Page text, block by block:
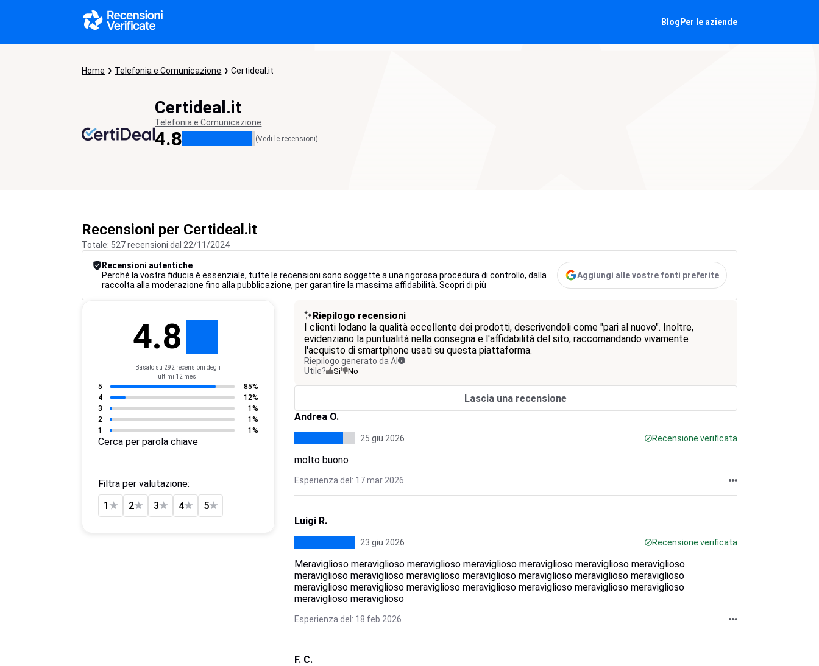
Blog Per le aziende
Home Telefonia e Comunicazione Certideal.it
Certideal.it
Telefonia e Comunicazione
4.8 (Vedi le recensioni)
Recensioni per Certideal.it
Totale: 527 recensioni dal 22/11/2024
Recensioni autentiche
Perché la vostra fiducia è essenziale, tutte le recensioni sono soggette a una rigorosa procedura di controllo, dalla
raccolta alla moderazione fino alla pubblicazione, per garantire la massima affidabilità.Scopri di più
Aggiungi alle vostre fonti preferite
4.8
Basato su 292 recensioni degli
ultimi 12 mesi
5
85%
4
12%
3
1%
2
1%
1
1%
Cerca per parola chiave
Filtra per valutazione:
1 ★ 2★ 3★ 4★ 5★
Riepilogo recensioni
I clienti lodano la qualità eccellente dei prodotti, descrivendoli come "pari al nuovo". Inoltre,
evidenziano la puntualità nella consegna e l'affidabilità del sito, raccomandando vivamente
l'acquisto di smartphone usati su questa piattaforma.
Riepilogo generato da AI
Utile?
Sì No
Lascia una recensione
Andrea O.
25 giu 2026 Recensione verificata
molto buono
Esperienza del: 17 mar 2026
Luigi R.
23 giu 2026 Recensione verificata
Meraviglioso meraviglioso meraviglioso meraviglioso meraviglioso meraviglioso meraviglioso
meraviglioso meraviglioso meraviglioso meraviglioso meraviglioso meraviglioso meraviglioso
meraviglioso meraviglioso meraviglioso meraviglioso meraviglioso meraviglioso meraviglioso
meraviglioso meraviglioso
Esperienza del: 18 feb 2026
F. C.